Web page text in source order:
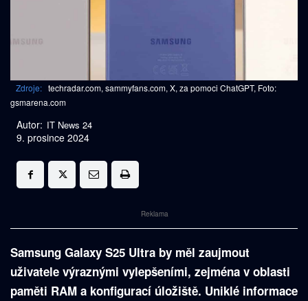
Zdroje: techradar.com, sammyfans.com, X, za pomoci ChatGPT, Foto:
gsmarena.com
Autor: IT News 24
9. prosince 2024
Reklama
Samsung Galaxy S25 Ultra by měl zaujmout
uživatele výraznými vylepšeními, zejména v oblasti
paměti RAM a konfigurací úložiště. Uniklé informace